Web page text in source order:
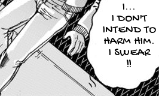
I...
I DON'T
INTEND TO
HARM HIM.
I SWEAR
!!